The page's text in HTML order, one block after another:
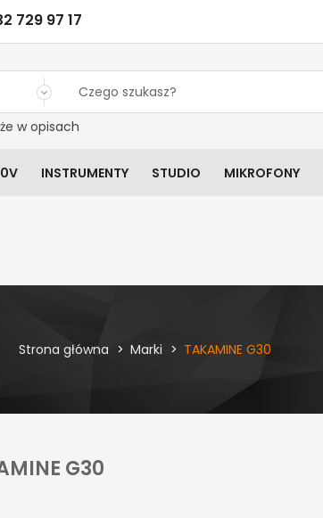
w opisach
729 97 17
INSTRUMENTY STUDIO MIKROFONY
Strona główna Marki TAKAMINE G30
G30